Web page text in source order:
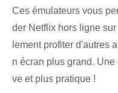
Ces ‌émulateurs vous
der Netflix hors ligne
lement profiter d'autres
n écran plus grand.
ve et plus pratique !